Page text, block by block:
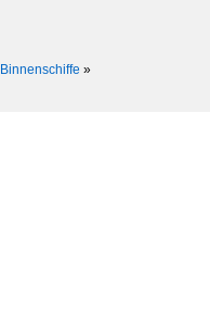
Binnenschiffe »